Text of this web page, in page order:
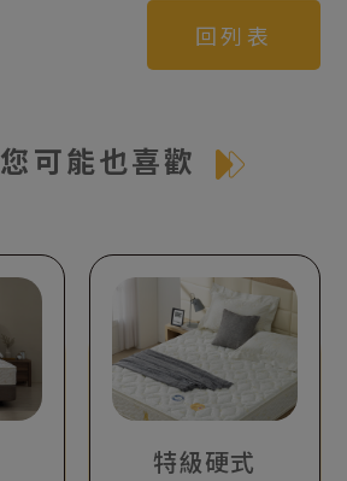
回列表
您可能也喜歡
特級硬式